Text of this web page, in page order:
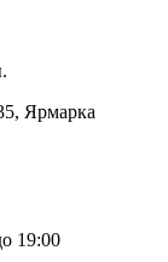
Ярмарка
19:00